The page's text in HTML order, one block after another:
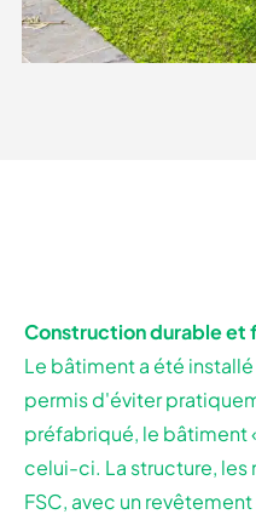
Construction durable et
Le bâtiment a été
permis d'éviter
préfabriqué, le bâtiment
celui-ci. La structure, les
FSC, avec un